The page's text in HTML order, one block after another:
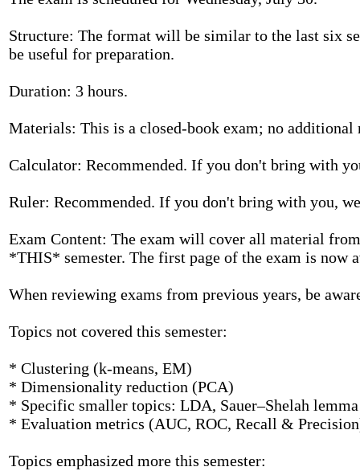
Structure: The format will be similar to the last six
be useful for preparation.
Duration: 3 hours.
Materials: This is a closed-book exam; no additional
Calculator: Recommended. If you don't bring with
Ruler: Recommended. If you don't bring with you,
Exam Content: The exam will cover all material
*THIS* semester. The first page of the exam is now
When reviewing exams from previous years, be
Topics not covered this semester:
* Clustering (k-means, EM)
* Dimensionality reduction (PCA)
* Specific smaller topics: LDA, Sauer–Shelah lemma
* Evaluation metrics (AUC, ROC, Recall &
Topics emphasized more this semester: